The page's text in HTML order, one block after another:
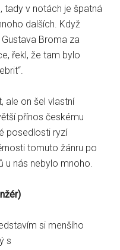
tady v notách je špatná
dalších. Když
Broma za
řekl, že tam bylo
ale on šel vlastní
přínos českému
posedlosti ryzí
tomuto žánru po
u nás nebylo mnoho.
si menšího
s